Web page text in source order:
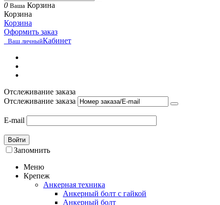
0 Ваша Корзина
Корзина
Корзина
Оформить заказ
Ваш личныйКабинет
Отслеживание заказа
Отслеживание заказа
E-mail
Войти
Запомнить
Меню
Крепеж
Анкерная техника
Анкерный болт с гайкой
Анкерный болт